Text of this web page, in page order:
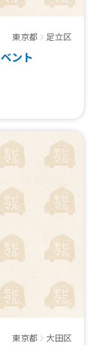
東京都 足立区
ント
東京都 大田区